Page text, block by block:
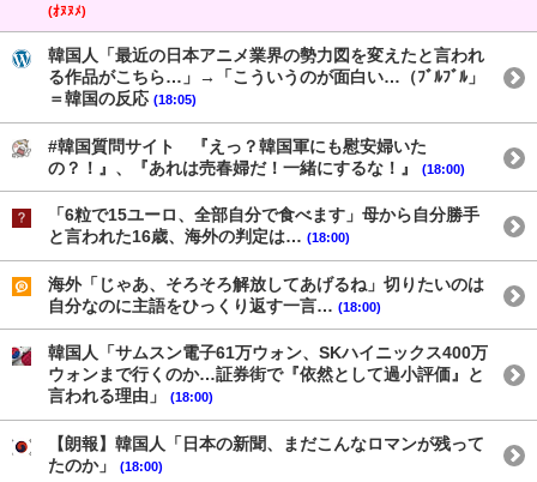
(ｵﾇﾇﾒ)
韓国人「最近の日本アニメ業界の勢力図を変えたと言われ
る作品がこちら…」→「こういうのが面白い…（ﾌﾞﾙﾌﾞﾙ」
＝韓国の反応 (18:05)
#韓国質問サイト 『えっ？韓国軍にも慰安婦いた
の？！』、『あれは売春婦だ！一緒にするな！』
(18:00)
「6粒で15ユーロ、全部自分で食べます」母から自分勝手
と言われた16歳、海外の判定は… (18:00)
海外「じゃあ、そろそろ解放してあげるね」切りたいのは
自分なのに主語をひっくり返す一言… (18:00)
韓国人「サムスン電子61万ウォン、SKハイニックス400万
ウォンまで行くのか…証券街で『依然として過小評価』と
言われる理由」
(18:00)
【朗報】韓国人「日本の新聞、まだこんなロマンが残って
たのか」
(18:00)